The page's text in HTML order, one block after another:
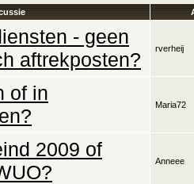
- geen
aftrekposten?
rverheij
of in
Maria72
2009 of
Anneee